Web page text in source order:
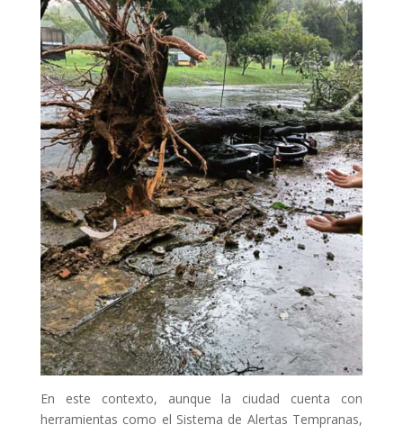
En este contexto, aunque la ciudad cuenta con
herramientas como el Sistema de Alertas Tempranas,